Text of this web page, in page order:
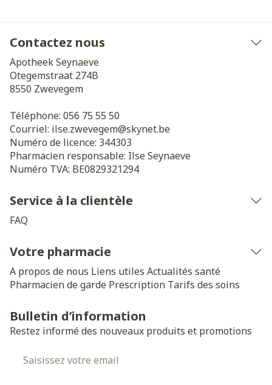
Contactez nous
Apotheek Seynaeve
Otegemstraat 274B
8550 Zwevegem
Téléphone: 056 75 55 50
Courriel: ilse.zwevegem@skynet.be
Numéro de licence: 344303
Pharmacien responsable: Ilse Seynaeve
Numéro TVA: BE0829321294
Service à la clientèle
FAQ
Votre pharmacie
A propos de nous Liens utiles Actualités santé
Pharmacien de garde Prescription Tarifs des soins
Bulletin d’information
Restez informé des nouveaux produits et promotions